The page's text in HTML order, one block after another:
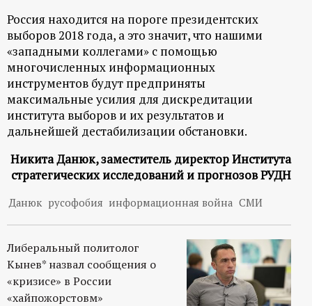
Россия находится на пороге президентских
выборов 2018 года, а это значит, что нашими
«западными коллегами» с помощью
многочисленных информационных
инструментов будут предприняты
максимальные усилия для дискредитации
института выборов и их результатов и
дальнейшей дестабилизации обстановки.
Никита Данюк, заместитель директор Института
стратегических исследований и прогнозов РУДН
Данюк русофобия информационная война СМИ
Либеральный политолог
Кынев* назвал сообщения о
«кризисе» в России
«хайпожорстовм»